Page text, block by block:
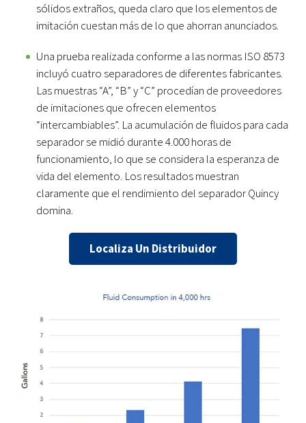
sólidos extraños, queda claro que los elementos de
imitación cuestan más de lo que ahorran anunciados.
Una prueba realizada conforme a las normas ISO 8573
incluyó cuatro separadores de diferentes fabricantes.
Las muestras “A”, “B” y “C” procedían de proveedores
de imitaciones que ofrecen elementos
“intercambiables”. La acumulación de fluidos para cada
separador se midió durante 4.000 horas de
funcionamiento, lo que se considera la esperanza de
vida del elemento. Los resultados muestran
claramente que el rendimiento del separador Quincy
domina.
Localiza Un Distribuidor